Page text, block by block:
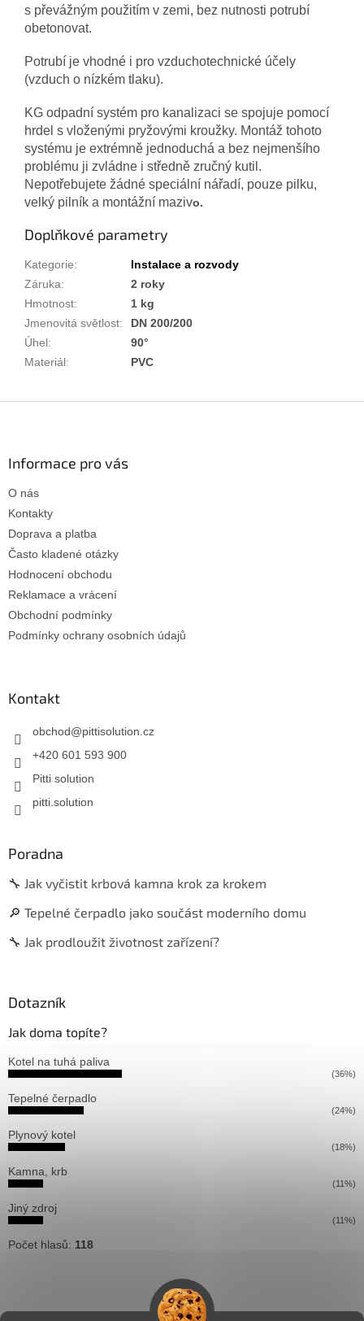
s převážným použitím v zemi, bez nutnosti potrubí
obetonovat.
Potrubí je vhodné i pro vzduchotechnické účely
(vzduch o nízkém tlaku).
KG odpadní systém pro kanalizaci se spojuje pomocí
hrdel s vloženými pryžovými kroužky. Montáž tohoto
systému je extrémně jednoduchá a bez nejmenšího
problému ji zvládne i středně zručný kutil.
Nepotřebujete žádné speciální nářadí, pouze pilku,
velký pilník a montážní mazivo.
Doplňkové parametry
Kategorie:
Instalace a rozvody
Záruka:
2 roky
Hmotnost:
1 kg
Jmenovitá světlost:
DN 200/200
Úhel:
90°
Materiál: PVC
Informace pro vás
O nás
Kontakty
Doprava a platba
Často kladené otázky
Hodnocení obchodu
Reklamace a vrácení
Obchodní podmínky
Podmínky ochrany osobních údajů
Kontakt
obchod@pittisolution.cz
+420 601 593 900
Pitti solution
pitti.solution
Poradna
🔧 Jak vyčistit krbová kamna krok za krokem
🔎 Tepelné čerpadlo jako součást moderního domu
🔧 Jak prodloužit životnost zařízení?
Dotazník
Jak doma topíte?
Kotel na tuhá paliva
(36%)
Tepelné čerpadlo
(24%)
Plynový kotel
(18%)
Kamna, krb
(11%)
Jiný zdroj
(11%)
Počet hlasů: 118